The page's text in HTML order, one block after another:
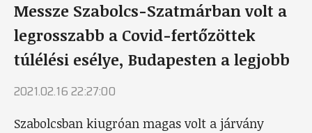
Messze Szabolcs-Szatmárban volt a
legrosszabb a Covid-fertőzöttek
túlélési esélye, Budapesten a legjobb
2021.02.16 22:27:00
Szabolcsban kiugróan magas volt a járvány